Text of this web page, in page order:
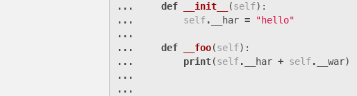
...
def __init__ (self):
...
self . __har =
"hello"
...
...
def __foo(self):
...
print(self . __har + self . __war)
...
...